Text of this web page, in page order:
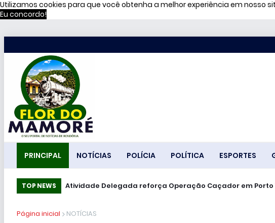
Utilizamos cookies para que você obtenha a melhor experiência em
Eu concordo!
PRINCIPAL NOTÍCIAS POLÍCIA POLÍTICA ESPORTES
TOP NEWS Atividade Delegada reforça Operação Caçador em Porto
Página inicial NOTÍCIAS